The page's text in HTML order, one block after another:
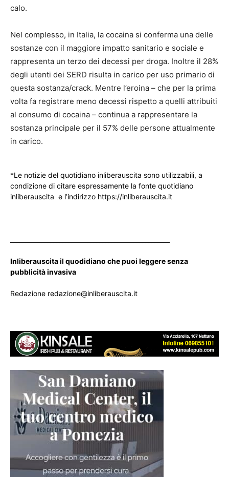
calo.
Nel complesso, in Italia, la cocaina si conferma una delle
sostanze con il maggiore impatto sanitario e sociale e
rappresenta un terzo dei decessi per droga. Inoltre il 28%
degli utenti dei SERD risulta in carico per uso primario di
questa sostanza/crack. Mentre l’eroina – che per la prima
volta fa registrare meno decessi rispetto a quelli attribuiti
al consumo di cocaina – continua a rappresentare la
sostanza principale per il 57% delle persone attualmente
in carico.
*Le notizie del quotidiano inliberauscita sono utilizzabili, a
condizione di citare espressamente la fonte quotidiano
inliberauscita e l’indirizzo https://inliberauscita.it
Inliberauscita il quodidiano che puoi leggere senza
pubblicità invasiva
Redazione redazione@inliberauscita.it